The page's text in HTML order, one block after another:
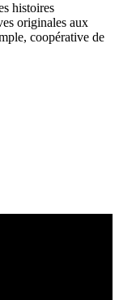
histoires
originales aux
coopérative de